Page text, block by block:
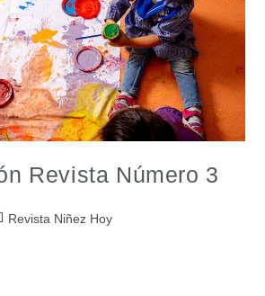
Revista Número 3
Revista Niñez Hoy